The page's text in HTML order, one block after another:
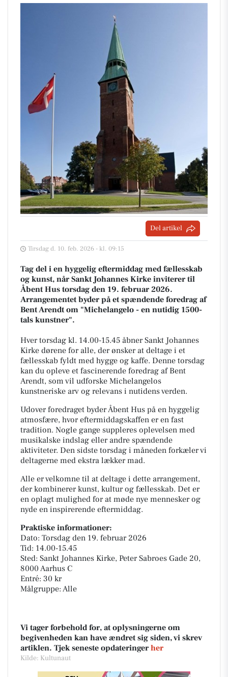
Del artikel
Tirsdag d. 10. feb. 2026 - kl. 09:15
Tag del i en hyggelig eftermiddag med fællesskab
og kunst, når Sankt Johannes Kirke inviterer til
Åbent Hus torsdag den 19. februar 2026.
Arrangementet byder på et spændende foredrag af
Bent Arendt om "Michelangelo - en nutidig 1500-
tals kunstner".
Hver torsdag kl. 14.00-15.45 åbner Sankt Johannes
Kirke dørene for alle, der ønsker at deltage i et
fællesskab fyldt med hygge og kaffe. Denne torsdag
kan du opleve et fascinerende foredrag af Bent
Arendt, som vil udforske Michelangelos
kunstneriske arv og relevans i nutidens verden.
Udover foredraget byder Åbent Hus på en hyggelig
atmosfære, hvor eftermiddagskaffen er en fast
tradition. Nogle gange suppleres oplevelsen med
musikalske indslag eller andre spændende
aktiviteter. Den sidste torsdag i måneden forkæler vi
deltagerne med ekstra lækker mad.
Alle er velkomne til at deltage i dette arrangement,
der kombinerer kunst, kultur og fællesskab. Det er
en oplagt mulighed for at møde nye mennesker og
nyde en inspirerende eftermiddag.
Praktiske informationer:
Dato: Torsdag den 19. februar 2026
Tid: 14.00-15.45
Sted: Sankt Johannes Kirke, Peter Sabroes Gade 20,
8000 Aarhus C
Entré: 30 kr
Målgruppe: Alle
Vi tager forbehold for, at oplysningerne om
begivenheden kan have ændret sig siden, vi skrev
artiklen. Tjek seneste opdateringer her
Kilde: Kultunaut